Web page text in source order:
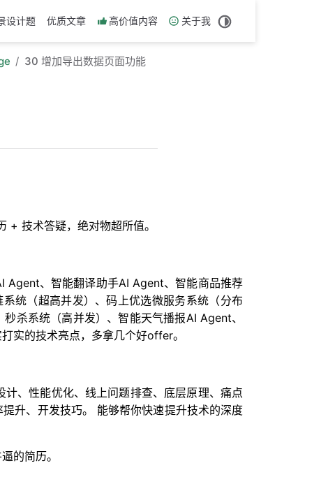
设计题 优质文章 高价值内容 关于我
30 增加导出数据页面功能
+ 技术答疑，绝对物超所值。
Agent、智能翻译助手AI Agent、智能商品推荐
统（超高并发）、码上优选微服务系统（分布
杀系统（高并发）、智能天气播报AI Agent、
实的技术亮点，多拿几个好offer。
、性能优化、线上问题排查、底层原理、痛点
升、开发技巧。 能够帮你快速提升技术的深度
的简历。